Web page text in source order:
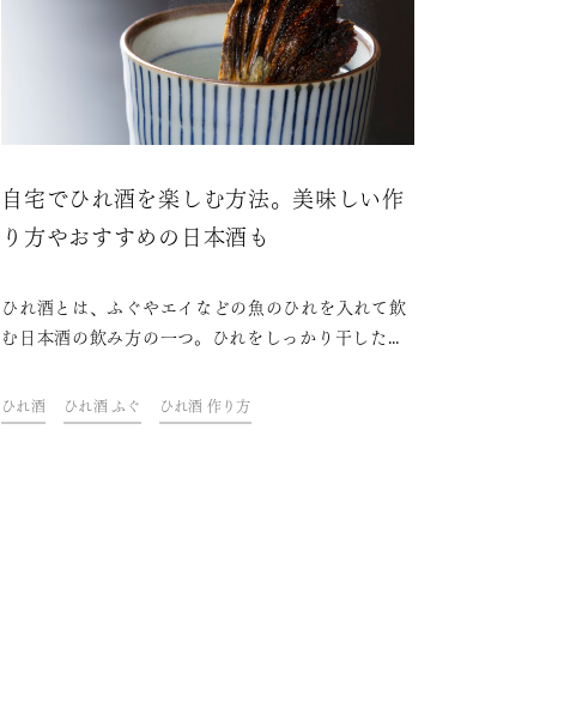
自宅でひれ酒を楽しむ方法。美味しい作
り方やおすすめの日本酒も
ひれ酒とは、ふぐやエイなどの魚のひれを入れて飲
む日本酒の飲み方の一つ。ひれをしっかり干したも
お酒へと移り、味わい深く美味しい一杯が完成しま
す。本記事では、自宅でひれ酒を美味しく作る方
ひれ酒 ひれ酒 ふぐ ひれ酒 作り方